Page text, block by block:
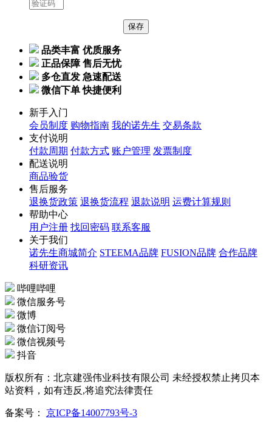
品类丰富 优质服务
正品保障 售后无忧
多仓直发 急速配送
微信下单 快捷便利
新手入门
会员制度 购物指南 我的诺先生 交易条款
支付说明
付款周期 付款方式 账户管理 发票制度
配送说明
商品验货
售后服务
退换货政策 退换货流程 退款说明 运费计算规则
帮助中心
用户注册 找回密码 联系客服
关于我们
诺先生商城简介 STEEMA品牌 FUSION品牌 合作品牌
科研资讯
哔哩哔哩
微信服务号
微博
微信订阅号
微信视频号
抖音
版权所有：北京建强伟业科技有限公司 未经授权禁止拷贝本
站资料，如有违反,将追究法律责任
备案号： 京ICP备14007793号-3